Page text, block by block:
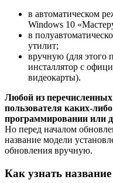
в автоматическом
Windows 10
в
утилит;
вручную (для этого
инсталлятор с
видеокарты).
Любой из перечисленных
пользователя каких-
программировании или
Но перед началом
название модели
обновления вручную.
Как узнать